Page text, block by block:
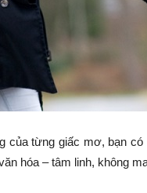
của từng giấc mơ, bạn
hóa – tâm linh, không